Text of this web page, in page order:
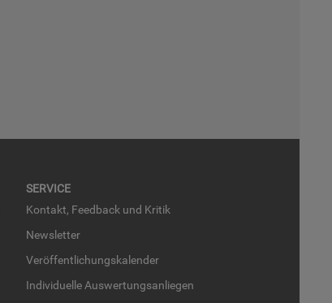
SER­VICE
Kon­takt, Feed­back und Kri­tik
News­let­ter
Ver­öf­fent­li­chungs­ka­len­der
In­di­vi­du­el­le Aus­wer­tungs­an­lie­gen